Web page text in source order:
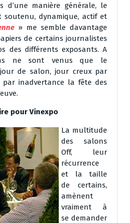
d’une manière générale, le
soutenu, dynamique, actif et
» me semble davantage
de certains journalistes
des différents exposants. A
ne sont venus que le
jour de salon, jour creux par
par inadvertance la fête des
pour Vinexpo
La multitude
des salons
Off, leur
récurrence
et la taille
de certains,
amènent
vraiment à
se demander